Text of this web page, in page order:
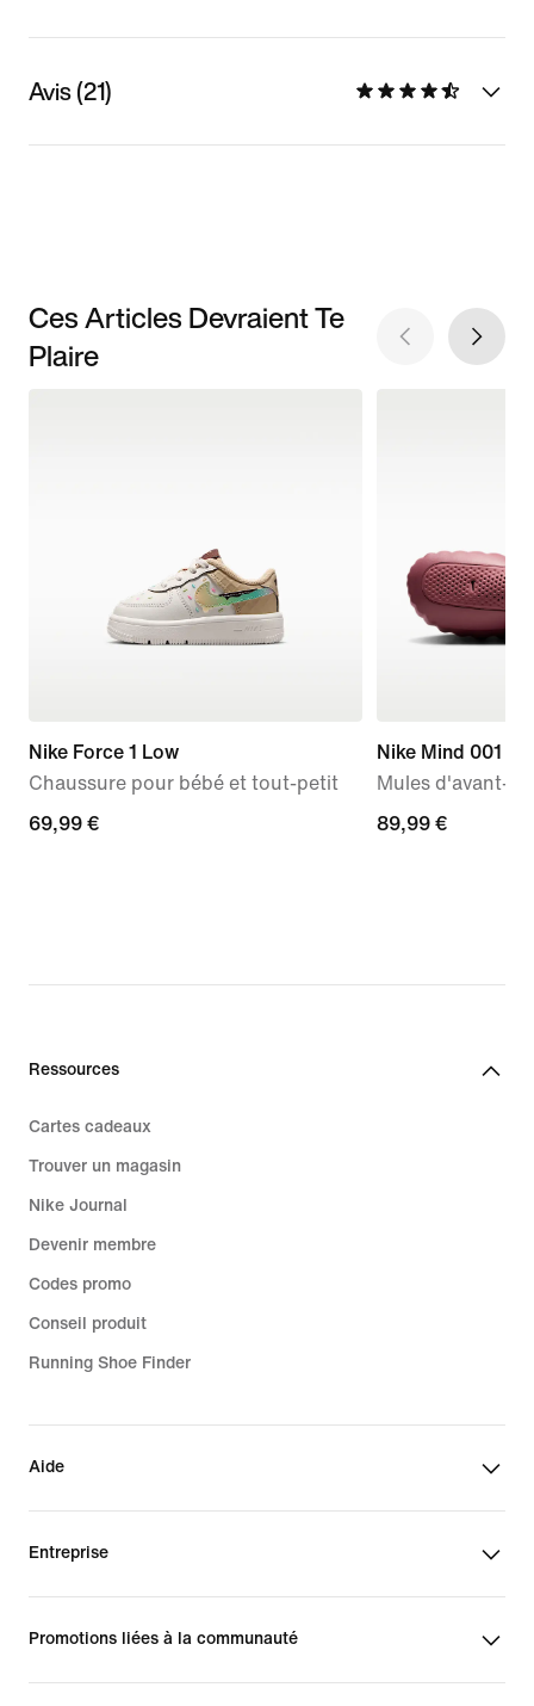
Avis (21)
Ces Articles Devraient Te
Plaire
Nike Force 1 Low
Chaussure pour bébé et tout-petit
69,99 €
69,99 €
Nike Mind 001
Mules d'avant-
89,99 €
89,99 €
Ressources
Cartes cadeaux
Trouver un magasin
Nike Journal
Devenir membre
Codes promo
Conseil produit
Running Shoe Finder
Aide
Entreprise
Promotions liées à la communauté